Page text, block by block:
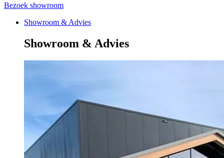
Bezoek showroom
Showroom & Advies
Showroom & Advies